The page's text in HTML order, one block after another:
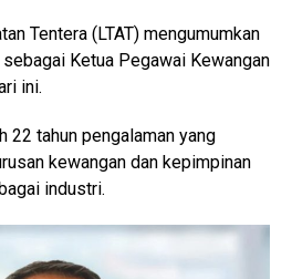
Tentera (LTAT) mengumumkan
Ketua Pegawai Kewangan
ini.
22 tahun pengalaman yang
kewangan dan kepimpinan
industri.